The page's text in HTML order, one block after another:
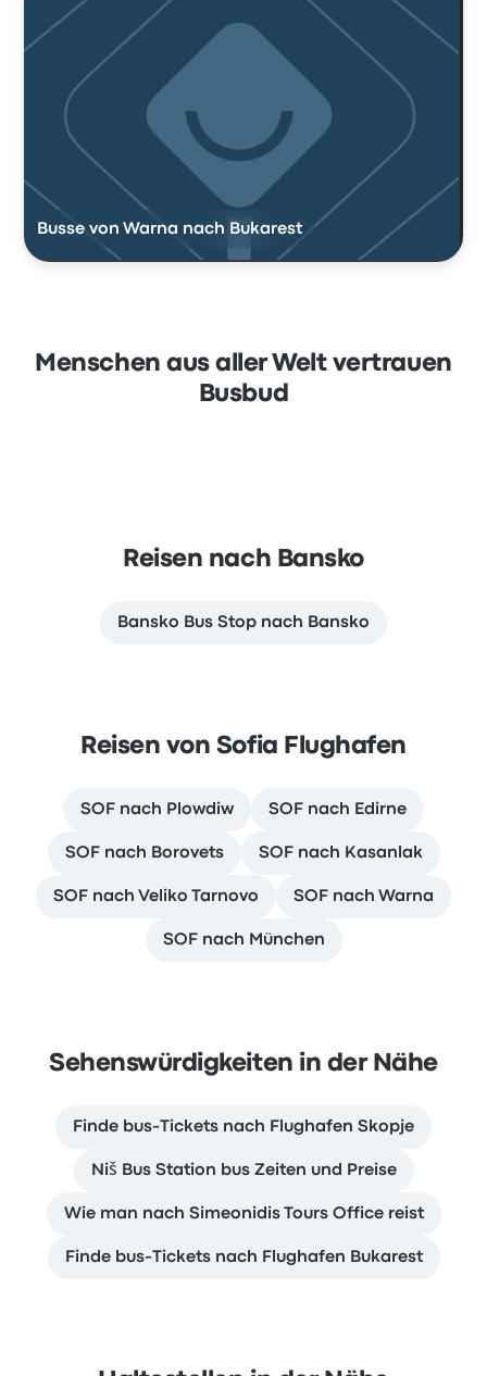
Busse von Warna nach Bukarest
Menschen aus aller Welt vertrauen
Busbud
Reisen nach Bansko
Bansko Bus Stop nach Bansko
Reisen von Sofia Flughafen
SOF nach Plowdiw SOF nach Edirne
SOF nach Borovets SOF nach Kasanlak
SOF nach Veliko Tarnovo SOF nach Warna
SOF nach München
Sehenswürdigkeiten in der Nähe
Finde bus-Tickets nach Flughafen Skopje
Niš Bus Station bus Zeiten und Preise
Wie man nach Simeonidis Tours Office reist
Finde bus-Tickets nach Flughafen Bukarest